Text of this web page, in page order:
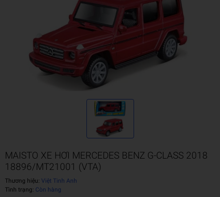
MAISTO XE HƠI MERCEDES BENZ G-CLASS 2018
18896/MT21001 (VTA)
Thương hiệu: Việt Tinh Anh
Tình trạng: Còn hàng